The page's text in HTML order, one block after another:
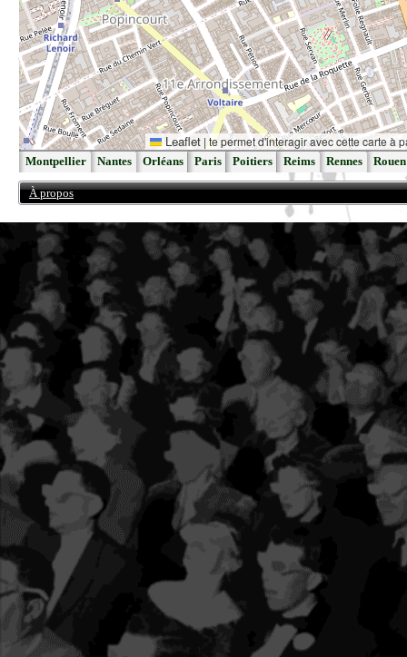
Leaflet | te permet d'interagir avec cette carte à
Montpellier Nantes Orléans Paris Poitiers Reims Rennes Rouen
À propos